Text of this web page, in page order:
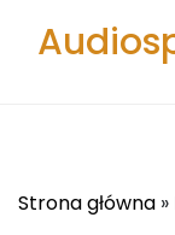
Strona główna »